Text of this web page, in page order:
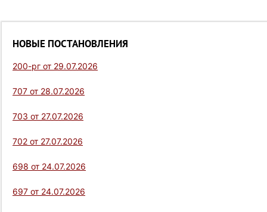
НОВЫЕ ПОСТАНОВЛЕНИЯ
200-рг от 29.07.2026
707 от 28.07.2026
703 от 27.07.2026
702 от 27.07.2026
698 от 24.07.2026
697 от 24.07.2026